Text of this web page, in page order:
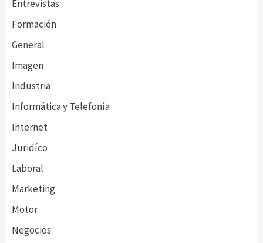
Entrevistas
Formación
General
Imagen
Industria
Informática y Telefonía
Internet
Juridíco
Laboral
Marketing
Motor
Negocios